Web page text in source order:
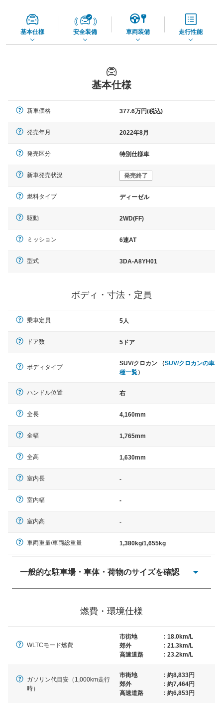
基本仕様 安全装備 車両装備 走行性能
基本仕様
新車価格 377.6万円(税込)
発売年月 2022年8月
発売区分 特別仕様車
新車発売状況 発売終了
燃料タイプ ディーゼル
駆動 2WD(FF)
ミッション 6速AT
型式 3DA-A8YH01
ボディ・寸法・定員
乗車定員 5人
ドア数 5ドア
ボディタイプ
SUV/クロカン （SUV/クロカンの車
種一覧）
ハンドル位置 右
全長 4,160mm
全幅 1,765mm
全高 1,630mm
室内長 -
室内幅 -
室内高 -
車両重量/車両総重量 1,380kg/1,655kg
一般的な駐車場・車体・荷物のサイズを確認
× 長さ 5,000mm 車路幅 5,000mmというサイズが標準値
燃費・環境仕様
WLTCモード燃費
市街地 : 18.0km/L
郊外
: 21.3km/L
高速道路
: 23.2km/L
ガソリン代目安（1,000km走行
時）
市街地 : 約8,833円
郊外
: 約7,464円
高速道路
: 約6,853円